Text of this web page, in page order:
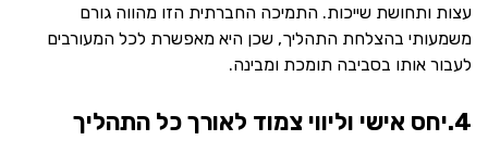
עצות ותחושת שייכות. התמיכה החברתית הזו מהווה גורם
משמעותי בהצלחת התהליך, שכן היא מאפשרת לכל המעורבים
לעבור אותו בסביבה תומכת ומבינה.
4.יחס אישי וליווי צמוד לאורך כל התהליך